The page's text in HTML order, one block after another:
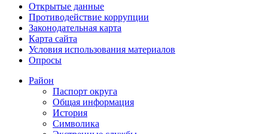
Открытые данные
Противодействие коррупции
Законодательная карта
Карта сайта
Условия использования материалов
Опросы
Район
Паспорт округа
Общая информация
История
Символика